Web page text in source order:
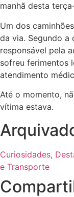
manhã desta
Um dos
da via. Segundo a
responsável pela
sofreu ferimentos
atendimento
Até o momento,
vítima estava.
Curiosidades,
e Transporte